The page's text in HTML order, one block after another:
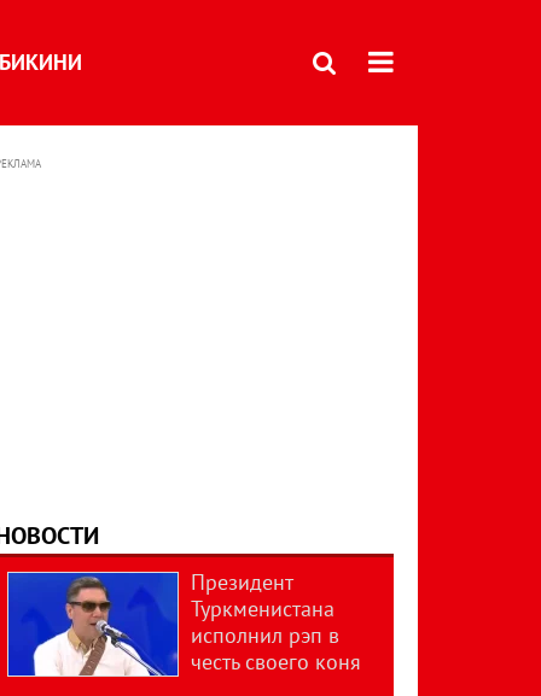
БИКИНИ
Президент
Туркменистана
исполнил рэп в
честь своего коня